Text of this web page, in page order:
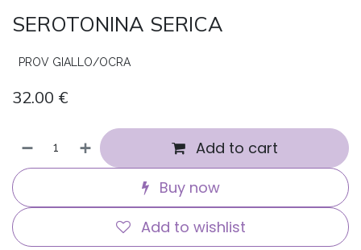
SEROTONINA SERICA
PROV GIALLO/OCRA
32.00 €
Add to cart
Buy now
Add to wishlist